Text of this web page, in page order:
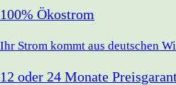
100% Ökostrom
Ihr Strom kommt aus deutschen
12 oder 24 Monate